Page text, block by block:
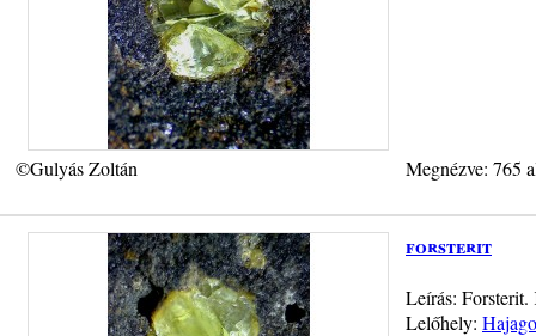
©Gulyás Zoltán Megnézve: 765
forsterit
Leírás: Forsterit.
Lelőhely: